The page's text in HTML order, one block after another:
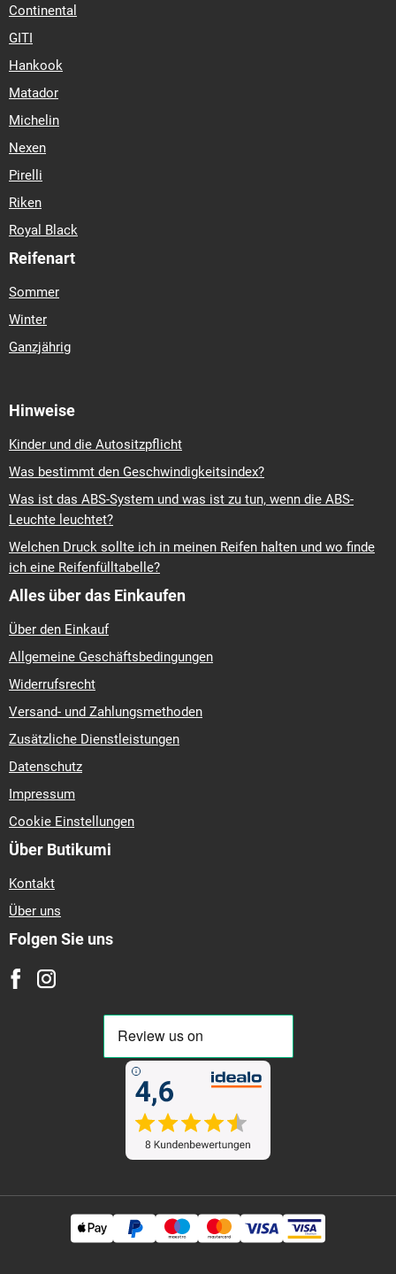
Continental
GITI
Hankook
Matador
Michelin
Nexen
Pirelli
Riken
Royal Black
Reifenart
Sommer
Winter
Ganzjährig
Hinweise
Kinder und die Autositzpflicht
Was bestimmt den Geschwindigkeitsindex?
Was ist das ABS-System und was ist zu tun, wenn die ABS-
Leuchte leuchtet?
Welchen Druck sollte ich in meinen Reifen halten und wo finde
ich eine Reifenfülltabelle?
Alles über das Einkaufen
Über den Einkauf
Allgemeine Geschäftsbedingungen
Widerrufsrecht
Versand- und Zahlungsmethoden
Zusätzliche Dienstleistungen
Datenschutz
Impressum
Cookie Einstellungen
Über Butikumi
Kontakt
Über uns
Folgen Sie uns